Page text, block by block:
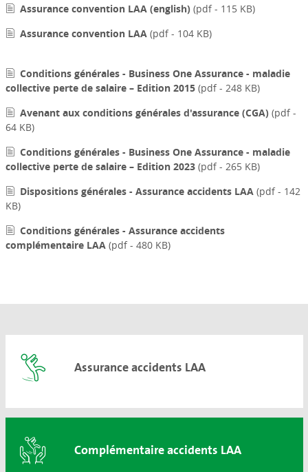
Assurance convention LAA (english) (pdf - 115 KB)
Assurance convention LAA (pdf - 104 KB)
Conditions générales - Business One Assurance - maladie
collective perte de salaire – Edition 2015 (pdf - 248 KB)
Avenant aux conditions générales d'assurance (CGA) (pdf -
64 KB)
Conditions générales - Business One Assurance - maladie
collective perte de salaire – Edition 2023 (pdf - 265 KB)
Dispositions générales - Assurance accidents LAA (pdf - 142
KB)
Conditions générales - Assurance accidents
complémentaire LAA (pdf - 480 KB)
Assurance accidents LAA
Complémentaire accidents LAA